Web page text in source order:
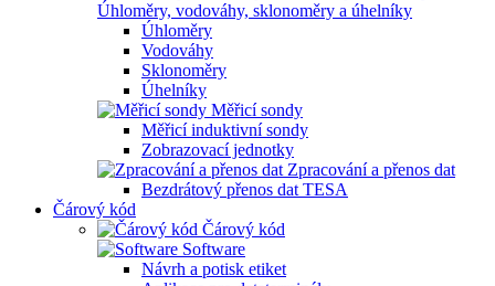
Úhloměry, vodováhy, sklonoměry a úhelníky
Úhloměry
Vodováhy
Sklonoměry
Úhelníky
Měřicí sondy
Měřicí induktivní sondy
Zobrazovací jednotky
Zpracování a přenos dat
Bezdrátový přenos dat TESA
Čárový kód
Čárový kód
Software
Návrh a potisk etiket